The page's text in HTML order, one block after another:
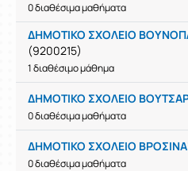
0 διαθέσιμα μαθήματα
ΔΗΜΟΤΙΚΟ ΣΧΟΛΕΙΟ
(9200215)
1 διαθέσιμο μάθημα
ΔΗΜΟΤΙΚΟ ΣΧΟΛΕΙΟ
0 διαθέσιμα μαθήματα
ΔΗΜΟΤΙΚΟ ΣΧΟΛΕΙΟ
0 διαθέσιμα μαθήματα